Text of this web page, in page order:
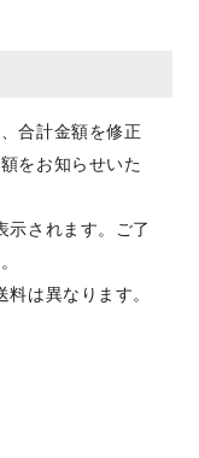
合計金額を修正
をお知らせいた
示されます。ご了
は異なります。